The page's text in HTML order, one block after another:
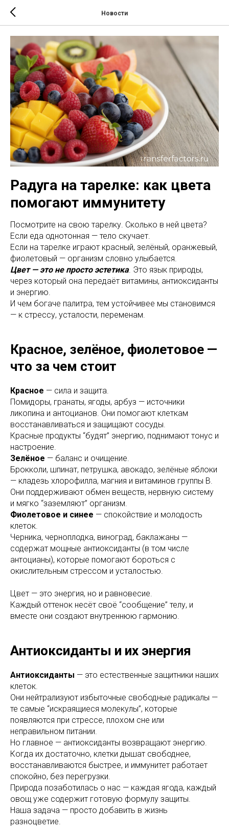
Новости
Радуга на тарелке: как цвета
помогают иммунитету
Посмотрите на свою тарелку. Сколько в ней цвета?
Если еда однотонная — тело скучает.
Если на тарелке играют красный, зелёный, оранжевый,
фиолетовый — организм словно улыбается.
Цвет — это не просто эстетика. Это язык природы,
через который она передаёт витамины, антиоксиданты
и энергию.
И чем богаче палитра, тем устойчивее мы становимся
— к стрессу, усталости, переменам.
Красное, зелёное, фиолетовое —
что за чем стоит
Красное — сила и защита.
Помидоры, гранаты, ягоды, арбуз — источники
ликопина и антоцианов. Они помогают клеткам
восстанавливаться и защищают сосуды.
Красные продукты “будят” энергию, поднимают тонус и
настроение.
Зелёное — баланс и очищение.
Брокколи, шпинат, петрушка, авокадо, зелёные яблоки
— кладезь хлорофилла, магния и витаминов группы B.
Они поддерживают обмен веществ, нервную систему
и мягко “заземляют” организм.
Фиолетовое и синее — спокойствие и молодость
клеток.
Черника, черноплодка, виноград, баклажаны —
содержат мощные антиоксиданты (в том числе
антоцианы), которые помогают бороться с
окислительным стрессом и усталостью.
Цвет — это энергия, но и равновесие.
Каждый оттенок несёт своё “сообщение” телу, и
вместе они создают внутреннюю гармонию.
Антиоксиданты и их энергия
Антиоксиданты — это естественные защитники наших
клеток.
Они нейтрализуют избыточные свободные радикалы —
те самые “искраящиеся молекулы”, которые
появляются при стрессе, плохом сне или
неправильном питании.
Но главное — антиоксиданты возвращают энергию.
Когда их достаточно, клетки дышат свободнее,
восстанавливаются быстрее, и иммунитет работает
спокойно, без перегрузки.
Природа позаботилась о нас — каждая ягода, каждый
овощ уже содержит готовую формулу защиты.
Наша задача — просто добавить в жизнь
разноцветие.